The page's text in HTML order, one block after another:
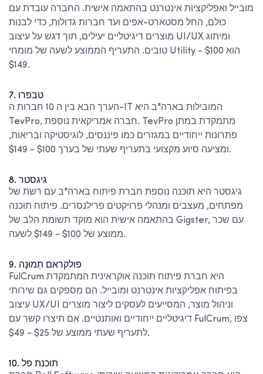
מובייל ואפליקציות אינטרנט בהתאמה אישית. החברה עובדת עם
כולם, החל מסטארט-אפים ועד חברות גדולות, כדי לבנות
מוצרים דיגיטליים יעילים, תוך דגש על עיצוב UI/UX ומיתוג
טובים. התעריף הממוצע לשעה של מומחי Utility הוא $100 -
$149.
7. טבפרו
הערך הבא בין ה
10 חברות ה-IT המובילות בארה"ב היא
TevPro, חברה אמריקאית נוספת. TevPro מתמקדת במתן
פתרונות ייחודיים במגזרים כמו פיננסים, לוגיסטיקה ובריאות,
ומציעה סיוע מקצועי בתעריף שעתי של בערך $100 - $149.
8. גיגסטר
גיגסטר היא תוכנה נוספת חברת פיתוח בארה"ב עם רשת של
מפתחים, מעצבים ומנהלי פרויקטים פרילנסרים. פיתוח תוכנה
בהתאמה אישית הוא מוקד תשומת הלב של Gigster, עם שכר
ממוצע של $100 - $149 לשעה.
9. פולקראם תְמוּנָה
FulCrum היא חברת פיתוח תוכנה אוקראינית המתמקדת
בפיתוח אפליקציות אינטרנט ומובייל. הם מספקים גם שירותי
עיצוב UX/UI וניהול מוצר, המסייעים לעסקים ליצור מוצרים
דיגיטליים ייחודיים ואותנטיים. אם תיצרו קשר עם FulCrum, צפו
לתעריף שעתי ממוצע של $25 - $49.